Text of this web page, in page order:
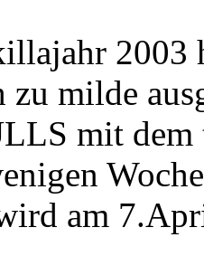
2003
milde
mit
am